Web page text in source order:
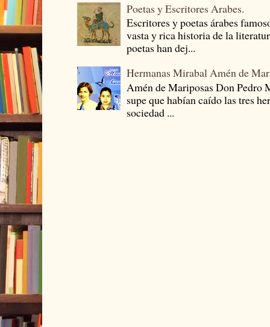
Poetas y Escritores Arabes.
Escritores y poetas árabes
vasta y rica historia de la
poetas han dej...
Hermanas Mirabal Amén de
Amén de Mariposas Don
supe que habían caído las tres
sociedad ...